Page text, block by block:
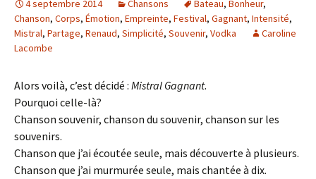
4 septembre 2014 Chansons Bateau, Bonheur,
Chanson, Corps, Émotion, Empreinte, Festival, Gagnant, Intensité,
Mistral, Partage, Renaud, Simplicité, Souvenir, Vodka
Caroline
Lacombe
Alors voilà, c’est décidé : Mistral Gagnant.
Pourquoi celle-là?
Chanson souvenir, chanson du souvenir, chanson sur les
souvenirs.
Chanson que j’ai écoutée seule, mais découverte à plusieurs.
Chanson que j’ai murmurée seule, mais chantée à dix.